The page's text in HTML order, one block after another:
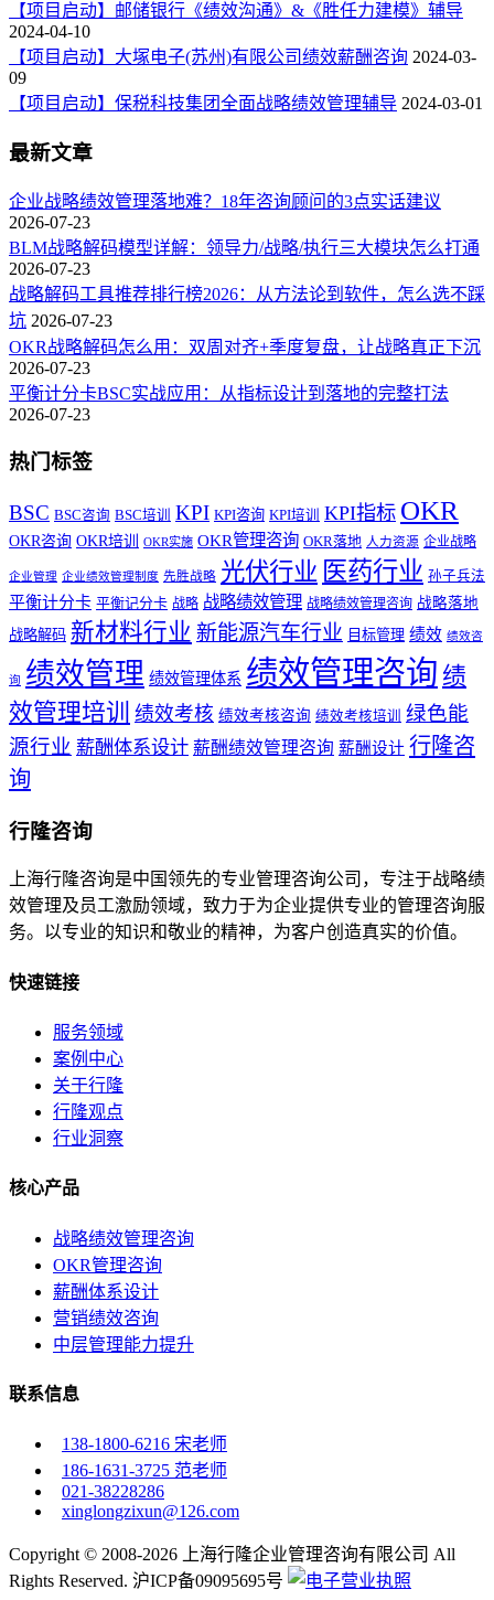
【项目启动】邮储银行《绩效沟通》&《胜任力建模》辅导
2024-04-10
【项目启动】大塚电子(苏州)有限公司绩效薪酬咨询 2024-03-
09
【项目启动】保税科技集团全面战略绩效管理辅导 2024-03-01
最新文章
企业战略绩效管理落地难？18年咨询顾问的3点实话建议
2026-07-23
BLM战略解码模型详解：领导力/战略/执行三大模块怎么打通
2026-07-23
战略解码工具推荐排行榜2026：从方法论到软件，怎么选不踩
坑 2026-07-23
OKR战略解码怎么用：双周对齐+季度复盘，让战略真正下沉
2026-07-23
平衡计分卡BSC实战应用：从指标设计到落地的完整打法
2026-07-23
热门标签
BSC BSC咨询 BSC培训 KPI KPI咨询 KPI培训 KPI指标 OKR
OKR咨询 OKR培训 OKR实施 OKR管理咨询 OKR落地 人力资源 企业战略
企业管理 企业绩效管理制度 先胜战略 光伏行业 医药行业 孙子兵法
平衡计分卡 平衡记分卡 战略 战略绩效管理 战略绩效管理咨询 战略落地
战略解码 新材料行业 新能源汽车行业 目标管理 绩效 绩效咨
询 绩效管理 绩效管理体系 绩效管理咨询 绩
效管理培训 绩效考核 绩效考核咨询 绩效考核培训
绿色能
源行业 薪酬体系设计 薪酬绩效管理咨询 薪酬设计 行隆咨
询
行隆咨询
上海行隆咨询是中国领先的专业管理咨询公司，专注于战略绩
效管理及员工激励领域，致力于为企业提供专业的管理咨询服
务。以专业的知识和敬业的精神，为客户创造真实的价值。
快速链接
服务领域
案例中心
关于行隆
行隆观点
行业洞察
核心产品
战略绩效管理咨询
OKR管理咨询
薪酬体系设计
营销绩效咨询
中层管理能力提升
联系信息
138-1800-6216 宋老师
186-1631-3725 范老师
021-38228286
xinglongzixun@126.com
Copyright © 2008-2026 上海行隆企业管理咨询有限公司 All
Rights Reserved. 沪ICP备09095695号